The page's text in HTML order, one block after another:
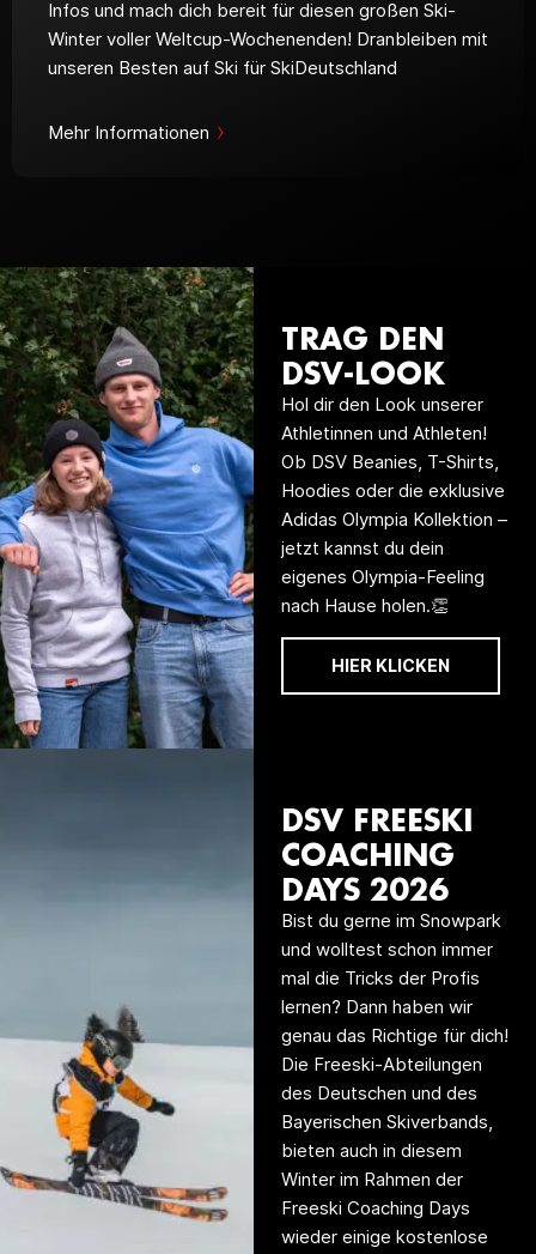
Infos und mach dich bereit für diesen großen Ski-
Winter voller Weltcup-Wochenenden! Dranbleiben mit
unseren Besten auf Ski für SkiDeutschland
Mehr Informationen
TRAG DEN
DSV-LOOK
Hol dir den Look unserer
Athletinnen und Athleten!
Ob DSV Beanies, T-Shirts,
Hoodies oder die exklusive
Adidas Olympia Kollektion –
jetzt kannst du dein
eigenes Olympia-Feeling
nach Hause holen.👏
HIER KLICKEN
DSV FREESKI
COACHING
DAYS 2026
Bist du gerne im Snowpark
und wolltest schon immer
mal die Tricks der Profis
lernen? Dann haben wir
genau das Richtige für dich!
Die Freeski-Abteilungen
des Deutschen und des
Bayerischen Skiverbands,
bieten auch in diesem
Winter im Rahmen der
Freeski Coaching Days
wieder einige kostenlose